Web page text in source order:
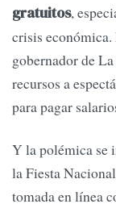
gratuitos,
crisis económica.
gobernador de
recursos a
para pagar
Y la polémica se
la Fiesta
tomada en línea